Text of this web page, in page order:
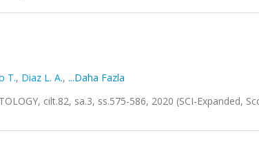
T., Diaz L. A., ...Daha Fazla
cilt.82, sa.3, ss.575-586, 2020 (SCI-Expanded,